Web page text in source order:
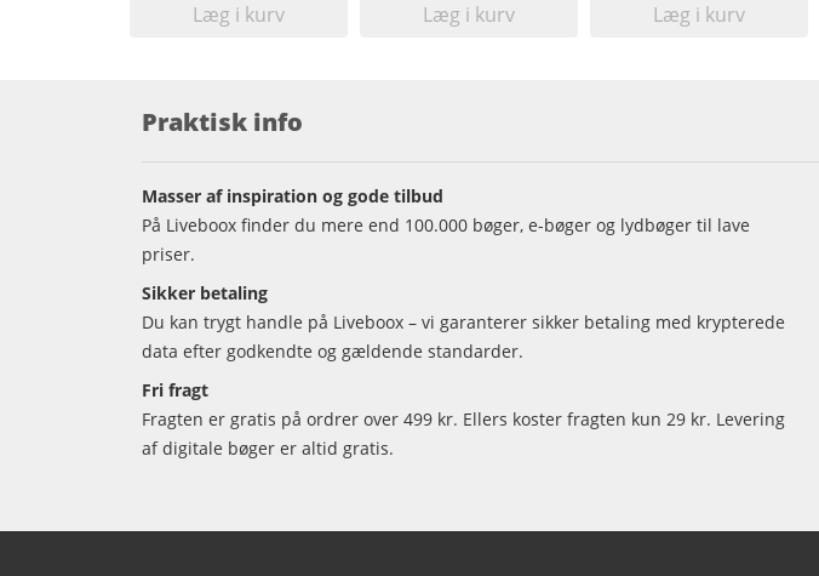
Læg i kurv Læg i kurv Læg i kurv
Praktisk info
Masser af inspiration og gode tilbud
På Liveboox finder du mere end 100.000 bøger, e-bøger og lydbøger til lave
priser.
Sikker betaling
Du kan trygt handle på Liveboox – vi garanterer sikker betaling med krypterede
data efter godkendte og gældende standarder.
Fri fragt
Fragten er gratis på ordrer over 499 kr. Ellers koster fragten kun 29 kr. Levering
af digitale bøger er altid gratis.